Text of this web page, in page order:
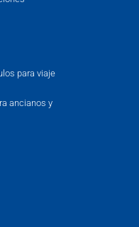
para viaje
ancianos y